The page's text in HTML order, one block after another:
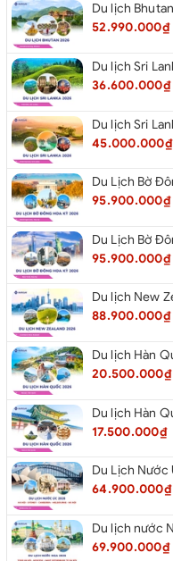
52.990.000₫
Du lịch Sri
36.600.000₫
45.000.000₫
95.900.000₫
95.900.000₫
88.900.000₫
20.500.000₫
17.500.000₫
64.900.000₫
69.900.000₫